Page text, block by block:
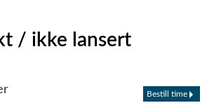
/ ikke lansert
Bestill time